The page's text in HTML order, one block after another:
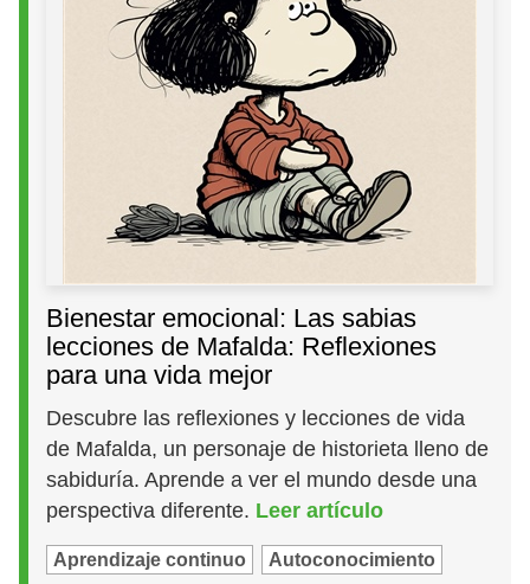
Bienestar emocional: Las sabias
lecciones de Mafalda: Reflexiones
para una vida mejor
Descubre las reflexiones y lecciones de vida
de Mafalda, un personaje de historieta lleno de
sabiduría. Aprende a ver el mundo desde una
perspectiva diferente. Leer artículo
Aprendizaje continuo Autoconocimiento